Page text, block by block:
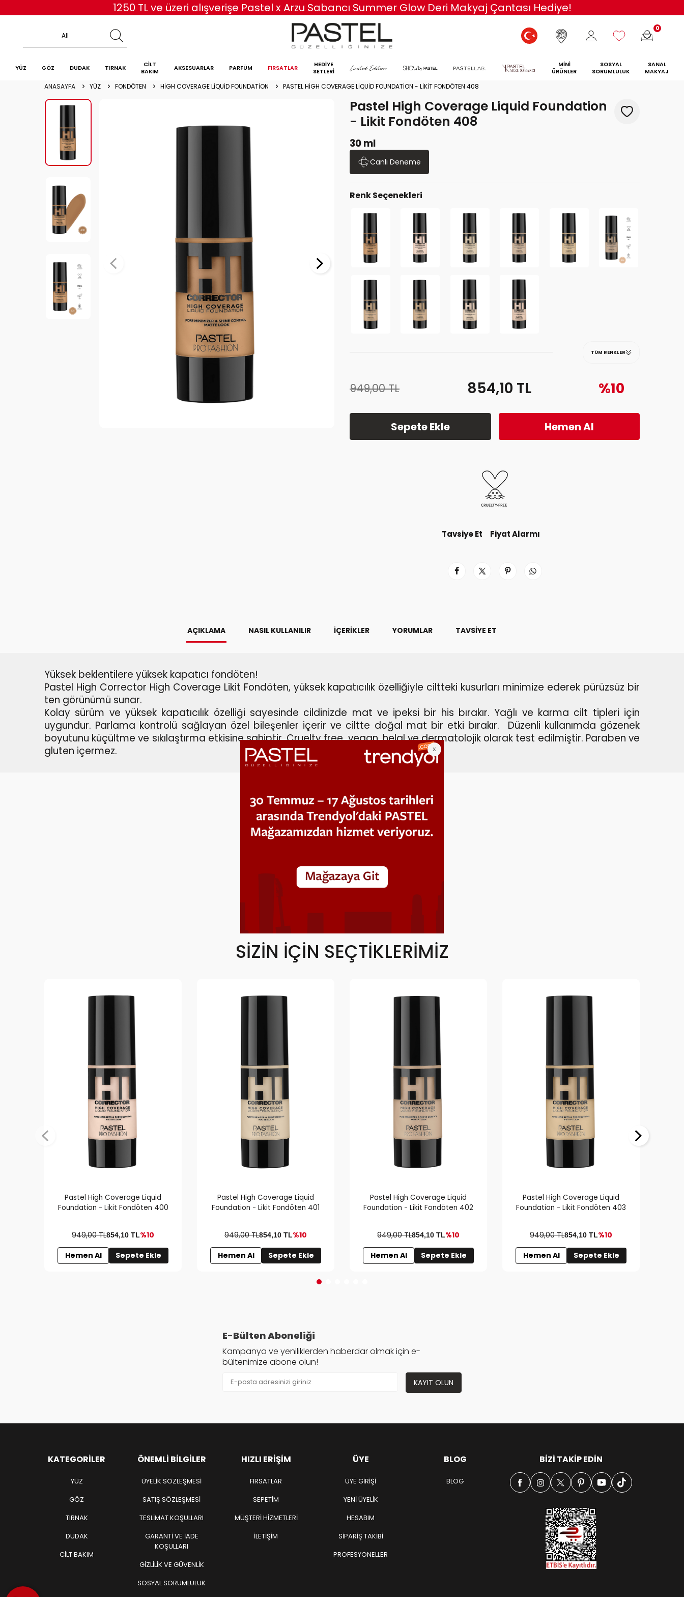
750 TL ve Üzeri Siparişlerinize Özel Kargo Bedava!
0
YÜZ GÖZ DUDAK TIRNAK
CİLT
BAKIM
AKSESUARLAR PARFÜM FIRSATLAR
HEDİYE
SETLERİ
MİNİ
ÜRÜNLER
SOSYAL
SORUMLULUK
SANAL
MAKYAJ
ANASAYFA YÜZ FONDÖTEN HIGH COVERAGE LIQUID FOUNDATION PASTEL HIGH COVERAGE LIQUID FOUNDATION - LIKIT FONDÖTEN 408
Pastel High Coverage Liquid Foundation
- Likit Fondöten 408
30 ml
Canlı Deneme
Renk Seçenekleri
TÜM RENKLER
949,00TL 854,10 TL %10
Sepete Ekle Hemen Al
Tavsiye Et Fiyat Alarmı
AÇIKLAMA NASIL KULLANILIR İÇERIKLER YORUMLAR TAVSIYE ET
Yüksek beklentilere yüksek kapatıcı fondöten!
Pastel High Corrector High Coverage Likit Fondöten, yüksek kapatıcılık özelliğiyle ciltteki kusurları minimize ederek pürüzsüz bir
ten görünümü sunar.
Kolay sürüm ve yüksek kapatıcılık özelliği sayesinde cildinizde mat ve ipeksi bir his bırakır. Yağlı ve karma cilt tipleri için
uygundur. Parlama kontrolü sağlayan özel bileşenler içerir ve ciltte doğal mat bir etki bırakır.
Düzenli kullanımda gözenek
boyutunu küçültme ve sıkılaştırma etkisine sahiptir.Cruelty free, vegan, helal ve dermatolojik olarak test edilmiştir. Paraben ve
gluten içermez.
SIZIN İÇIN SEÇTIKLERIMIZ
Pastel High Coverage Liquid
Foundation - Likit Fondöten 400
949,00 TL854,10 TL%10
Hemen Al Sepete Ekle
Pastel High Coverage Liquid
Foundation - Likit Fondöten 401
949,00 TL854,10 TL%10
Hemen Al Sepete Ekle
Pastel High Coverage Liquid
Foundation - Likit Fondöten 402
949,00 TL854,10 TL%10
Hemen Al Sepete Ekle
Pastel High Coverage Liquid
Foundation - Likit Fondöten 403
949,00 TL854,10 TL%10
Hemen Al Sepete Ekle
E-Bülten Aboneliği
Kampanya ve yeniliklerden haberdar olmak için e-
bültenimize abone olun!
KAYIT OLUN
KATEGORILER
YÜZ
GÖZ
TIRNAK
DUDAK
CİLT BAKIM
ÖNEMLI BILGILER
ÜYELIK SÖZLEŞMESI
SATIŞ SÖZLEŞMESI
TESLIMAT KOŞULLARI
GARANTI VE İADE
KOŞULLARI
GIZLILIK VE GÜVENLIK
SOSYAL SORUMLULUK
HIZLI ERIŞIM
FIRSATLAR
SEPETIM
MÜŞTERI HIZMETLERI
İLETIŞIM
ÜYE
ÜYE GIRIŞI
YENI ÜYELIK
HESABIM
SIPARIŞ TAKIBI
PROFESYONELLER
BLOG
BLOG
BIZI TAKIP EDIN